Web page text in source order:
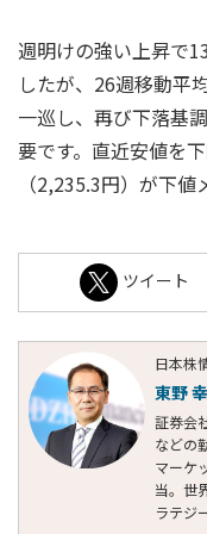
週明けの強い上昇で
したが、26週移動平
一巡し、再び下落基
要です。直近安値を
（2,235.3円）が下値
ツイート
日本株
東野
証券会
などの
マーケ
当。世
ラテジ